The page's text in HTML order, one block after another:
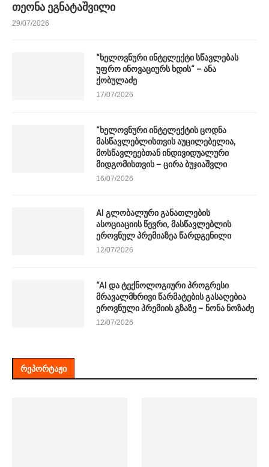
თეონა ეგნატაშვილი
29/07/2026
“ხელოვნური ინტელექტი სწავლებას
უფრო ინოვაციურს ხდის“ – ანა
ქობულაძე
17/07/2026
“ხელოვნური ინტელექტის ცოდნა
მასწავლებლისთვის აუცილებელია,
მოსწავლეებთან ინდივიდუალური
მიდგომისთვის – ცირა ბუჯიაშვლი
16/07/2026
AI გლობალური განათლების
ასოციაციის წევრი, მასწავლებლის
ეროვნულ პრემიაზეა წარდგენილი
12/07/2026
“AI და ტექნოლოგიური პროგრესი
მრავალმხრივი წარმატების გასაღებია
ეროვნული პრემიის გზაზე – ნონა ნოზაძე
12/07/2026
ᲠᲔᲞᲝᲠᲢᲐᲟᲘ